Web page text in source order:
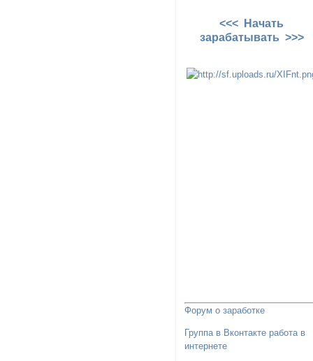
<<< Начать
зарабатывать >>>
Форум о заработке
Группа в Вконтакте работа в
интернете